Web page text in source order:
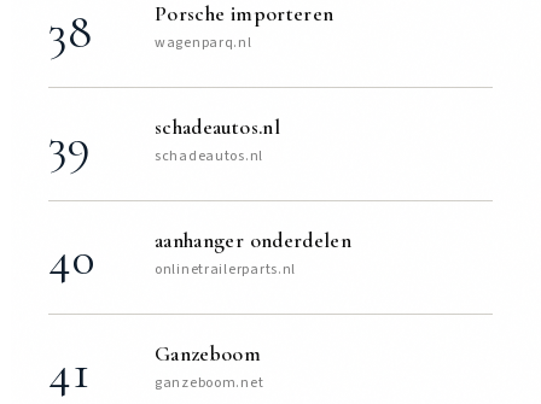
38 Porsche importeren
wagenparq.nl
39 schadeautos.nl
schadeautos.nl
40 aanhanger onderdelen
onlinetrailerparts.nl
41 Ganzeboom
ganzeboom.net